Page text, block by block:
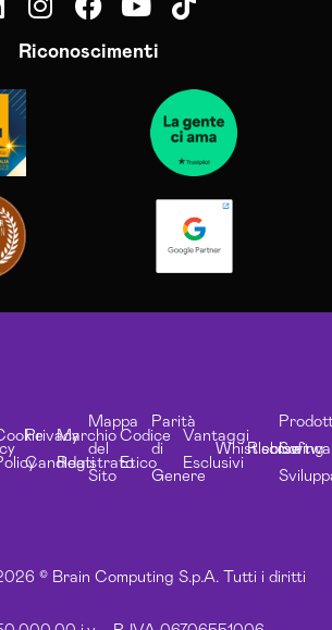
Riconoscimenti
© Brain Computing S.p.A. Tutti i diritti
Privacy
Candidati
Marchio
Registrato
Mappa
del
Sito
Codice
Etico
Parità
di
Genere
Vantaggi
Esclusivi
Whistleblowing
Risorse